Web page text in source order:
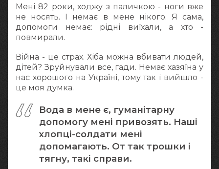
Мені 82 роки, ходжу з паличкою - ноги вже
не носять. І немає в мене нікого. Я сама,
допомоги немає: рідні виїхали, а хто -
повмирали.
Війна - це страх. Хіба можна вбивати людей,
дітей? Зруйнували все, гади. Немає хазяїна у
нас хорошого на Україні, тому так і вийшло -
це моя думка.
Вода в мене є, гуманітарну
допомогу мені привозять. Наші
хлопці-солдати мені
допомагають. От так трошки і
тягну, такі справи.